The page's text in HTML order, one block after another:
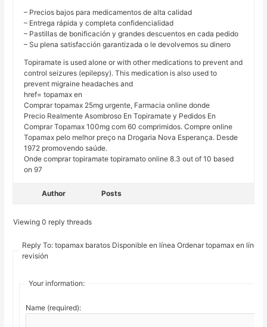
– Precios bajos para medicamentos de alta calidad
– Entrega rápida y completa confidencialidad
– Pastillas de bonificación y grandes descuentos en cada pedido
– Su plena satisfacción garantizada o le devolvemos su dinero
Topiramate is used alone or with other medications to prevent and
control seizures (epilepsy). This medication is also used to
prevent migraine headaches and
href= topamax en
Comprar topamax 25mg urgente, Farmacia online donde
Precio Realmente Asombroso En Topiramate y Pedidos En
Comprar Topamax 100mg com 60 comprimidos. Compre online
Topamax pelo melhor preço na Drogaria Nova Esperança. Desde
1972 promovendo saúde.
Onde comprar topiramate topiramato online 8.3 out of 10 based
on 97
Author Posts
Viewing 0 reply threads
Reply To: topamax baratos Disponible en línea Ordenar topamax en línea
revisión
Your information:
Name (required):